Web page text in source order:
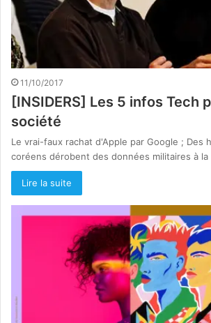
11/10/2017
[INSIDERS] Les 5 infos Tech
société
Le vrai-faux rachat d'Apple par Google ; Des
coréens dérobent des données militaires à
Lire la suite